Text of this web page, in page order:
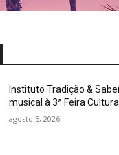
Instituto Tradição &
musical à 3ª Feira Cultural
agosto 5, 2026